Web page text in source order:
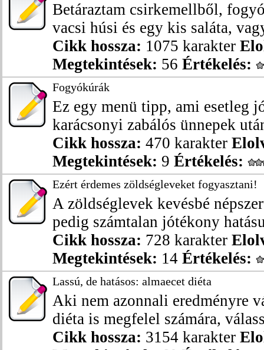
Betáraztam csirkemellből,
vacsi húsi és egy kis saláta,
Cikk hossza: 1075 karakter
Megtekintések: 56 Értékelés:
Fogyókúrák
Ez egy menü tipp, ami esetleg
karácsonyi zabálós ünnepek
Cikk hossza: 470 karakter
Megtekintések: 9 Értékelés:
Ezért érdemes zöldségleveket fogyasztani!
A zöldséglevek kevésbé
pedig számtalan jótékony
Cikk hossza: 728 karakter
Megtekintések: 14 Értékelés:
Lassú, de hatásos: almaecet diéta
Aki nem azonnali eredményre
diéta is megfelel számára,
Cikk hossza: 3154 karakter